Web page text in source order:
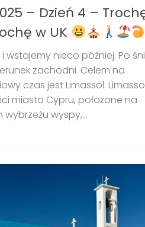
– Dzień 4 –
w UK
i wstajemy nieco później. Po
zachodni. Celem na
czas jest Limassol.
miasto Cypru, położone na
wyspy,...